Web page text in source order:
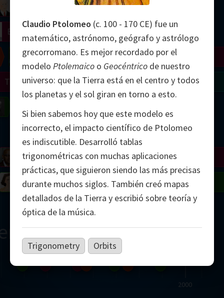
2000
Avila
Tao
Perelman
Yau
Matiyasevich
Langlands
Easley
Penrose
Mandelbrot
Wilkins
Robinson
Blackwell
Erdős
Turing
Chern
Claudio Ptolomeo (c. 100 - 170 CE) fue un
matemático, astrónomo, geógrafo y astrólogo
grecorromano. Es mejor recordado por el
modelo Ptolemaico o Geocéntrico de nuestro
universo: que la Tierra está en el centro y todos
los planetas y el sol giran en torno a esto.
Si bien sabemos hoy que este modelo es
incorrecto, el impacto científico de Ptolomeo
es indiscutible. Desarrolló tablas
trigonométricas con muchas aplicaciones
prácticas, que siguieron siendo las más precisas
durante muchos siglos. También creó mapas
detallados de la Tierra y escribió sobre teoría y
óptica de la música.
Trigonometry Orbits